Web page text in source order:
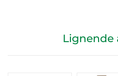
Lignende